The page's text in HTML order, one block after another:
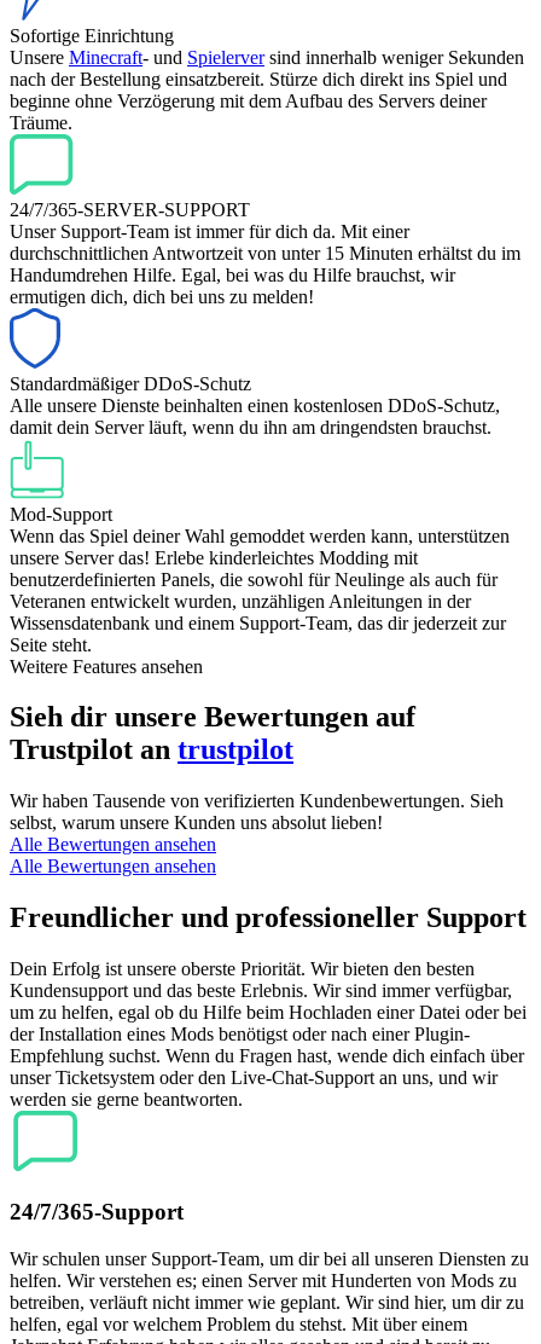
Sofortige Einrichtung
Unsere Minecraft- und Spielerversind innerhalb weniger Sekunden
nach der Bestellung einsatzbereit. Stürze dich direkt ins Spiel und
beginne ohne Verzögerung mit dem Aufbau des Servers deiner
Träume.
24/7/365-SERVER-SUPPORT
Unser Support-Team ist immer für dich da. Mit einer
durchschnittlichen Antwortzeit von unter 15 Minuten erhältst du im
Handumdrehen Hilfe. Egal, bei was du Hilfe brauchst, wir
ermutigen dich, dich bei uns zu melden!
Standardmäßiger DDoS-Schutz
Alle unsere Dienste beinhalten einen kostenlosen DDoS-Schutz,
damit dein Server läuft, wenn du ihn am dringendsten brauchst.
Mod-Support
Wenn das Spiel deiner Wahl gemoddet werden kann, unterstützen
unsere Server das! Erlebe kinderleichtes Modding mit
benutzerdefinierten Panels, die sowohl für Neulinge als auch für
Veteranen entwickelt wurden, unzähligen Anleitungen in der
Wissensdatenbank und einem Support-Team, das dir jederzeit zur
Seite steht.
Weitere Features ansehen
Sieh dir unsere Bewertungen auf
Trustpilot an trustpilot
Wir haben Tausende von verifizierten Kundenbewertungen. Sieh
selbst, warum unsere Kunden uns absolut lieben!
Alle Bewertungen ansehen
Alle Bewertungen ansehen
Freundlicher und professioneller Support
Dein Erfolg ist unsere oberste Priorität. Wir bieten den besten
Kundensupport und das beste Erlebnis. Wir sind immer verfügbar,
um zu helfen, egal ob du Hilfe beim Hochladen einer Datei oder bei
der Installation eines Mods benötigst oder nach einer Plugin-
Empfehlung suchst. Wenn du Fragen hast, wende dich einfach über
unser Ticketsystem oder den Live-Chat-Support an uns, und wir
werden sie gerne beantworten.
24/7/365-Support
Wir schulen unser Support-Team, um dir bei all unseren Diensten zu
helfen. Wir verstehen es; einen Server mit Hunderten von Mods zu
betreiben, verläuft nicht immer wie geplant. Wir sind hier, um dir zu
helfen, egal vor welchem Problem du stehst. Mit über einem